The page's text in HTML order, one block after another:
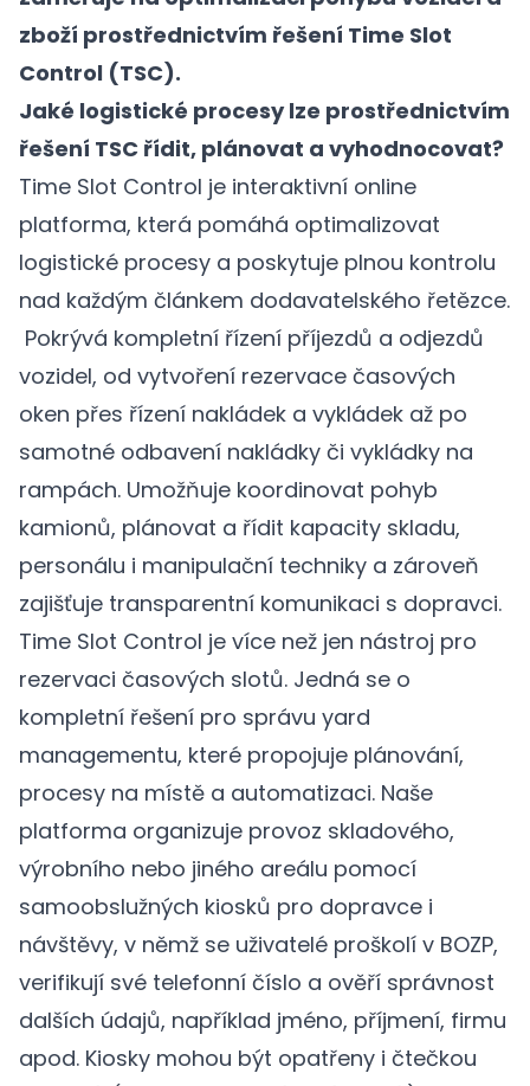
zboží prostřednictvím řešení Time Slot
Control (TSC).
Jaké logistické procesy lze prostřednictvím
řešení TSC řídit, plánovat a vyhodnocovat?
Time Slot Control je interaktivní online
platforma, která pomáhá optimalizovat
logistické procesy a poskytuje plnou kontrolu
nad každým článkem dodavatelského řetězce.
Pokrývá kompletní řízení příjezdů a odjezdů
vozidel, od vytvoření rezervace časových
oken přes řízení nakládek a vykládek až po
samotné odbavení nakládky či vykládky na
rampách. Umožňuje koordinovat pohyb
kamionů, plánovat a řídit kapacity skladu,
personálu i manipulační techniky a zároveň
zajišťuje transparentní komunikaci s dopravci.
Time Slot Control je více než jen nástroj pro
rezervaci časových slotů. Jedná se o
kompletní řešení pro správu yard
managementu, které propojuje plánování,
procesy na místě a automatizaci. Naše
platforma organizuje provoz skladového,
výrobního nebo jiného areálu pomocí
samoobslužných kiosků pro dopravce i
návštěvy, v němž se uživatelé proškolí v BOZP,
verifikují své telefonní číslo a ověří správnost
dalších údajů, například jméno, příjmení, firmu
apod. Kiosky mohou být opatřeny i čtečkou